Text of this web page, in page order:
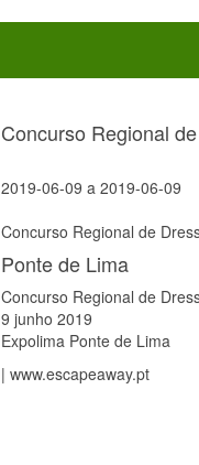
Concurso Regional
2019-06-09 a 2019-06-09
Concurso Regional de
Ponte de Lima
Concurso Regional de
9 junho 2019
Expolima Ponte de Lima
| www.escapeaway.pt